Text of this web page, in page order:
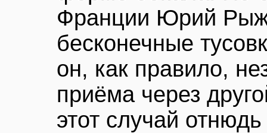
Франции Юрий
бесконечные
он, как правило,
приёма через
этот случай